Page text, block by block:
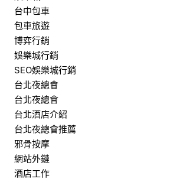
台中包車
包車旅遊
博弈行銷
娛樂城行銷
SEO娛樂城行銷
台北夜總會
台北夜總會
台北酒店介紹
台北夜總會推薦
邪骨按摩
網站外鏈
酒店工作